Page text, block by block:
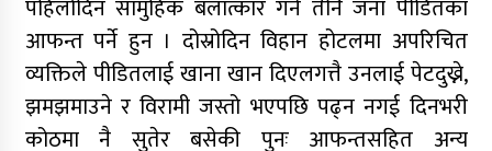
पहिलोदिन सामुहिक बलात्कार गर्ने तीनै जना पीडितका
आफन्त पर्ने हुन । दोस्रोदिन विहान होटलमा अपरिचित
व्यक्तिले पीडितलाई खाना खान दिएलगत्तै उनलाई पेटदुख्ने,
झमझमाउने र विरामी जस्तो भएपछि पढ्न नगई दिनभरी
कोठमा नै सुतेर बसेकी पुनः आफन्तसहित अन्य